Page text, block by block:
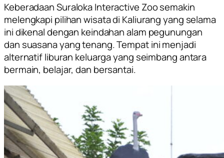
Keberadaan Suraloka Interactive Zoo semakin
melengkapi pilihan wisata di Kaliurang yang selama
ini dikenal dengan keindahan alam pegunungan
dan suasana yang tenang. Tempat ini menjadi
alternatif liburan keluarga yang seimbang antara
bermain, belajar, dan bersantai.